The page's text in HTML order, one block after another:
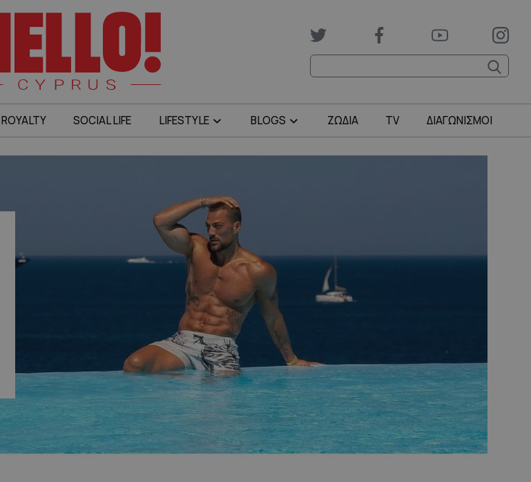
ROYALTY SOCIAL LIFE LIFESTYLE BLOGS ΖΩΔΙΑ TV ΔΙΑΓΩΝΙΣΜΟΙ